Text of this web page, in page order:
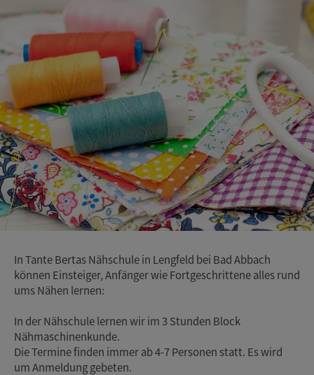
In Tante Bertas Nähschule in Lengfeld bei Bad Abbach
können Einsteiger, Anfänger wie Fortgeschrittene alles rund
ums Nähen lernen:
In der Nähschule lernen wir im 3 Stunden Block
Nähmaschinenkunde.
Die Termine finden immer ab 4-7 Personen statt. Es wird
um Anmeldung gebeten.